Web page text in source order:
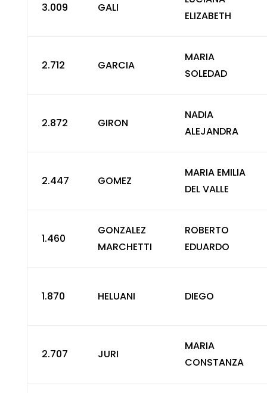
3.009 GALI
ELIZABETH
2.712 GARCIA
MARIA
SOLEDAD
2.872 GIRON
NADIA
ALEJANDRA
2.447 GOMEZ
MARIA EMILIA
DEL VALLE
1.460
GONZALEZ
MARCHETTI
ROBERTO
EDUARDO
1.870 HELUANI DIEGO
2.707 JURI
MARIA
CONSTANZA